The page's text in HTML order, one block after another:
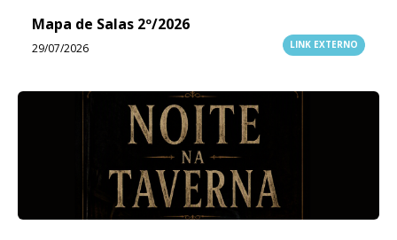
Mapa de Salas 2º/2026
29/07/2026 LINK EXTERNO